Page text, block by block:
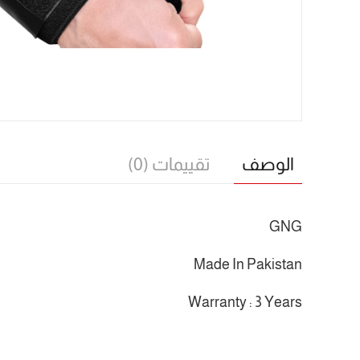
الوصف تقييمات (0)
GNG
Made In Pakistan
Warranty : 3 Years